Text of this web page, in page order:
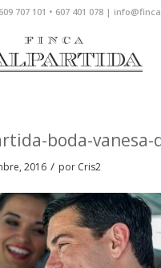
707 101 • 607 401 078 |
boda-vanesa-
2016 / por Cris2